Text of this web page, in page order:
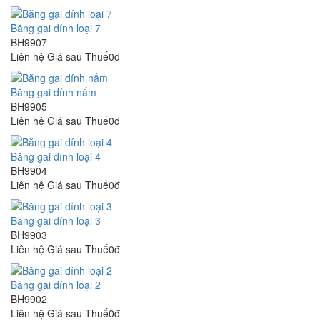
Băng gai dính loại 7
BH9907
Liên hệ Giá sau Thuế0đ
Băng gai dính nấm
BH9905
Liên hệ Giá sau Thuế0đ
Băng gai dính loại 4
BH9904
Liên hệ Giá sau Thuế0đ
Băng gai dính loại 3
BH9903
Liên hệ Giá sau Thuế0đ
Băng gai dính loại 2
BH9902
Liên hệ Giá sau Thuế0đ